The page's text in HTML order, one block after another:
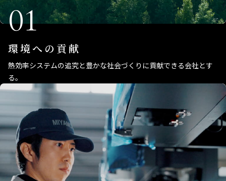
01
環境への貢献
熱効率システムの追究と豊かな社会づくりに貢献できる会社とす
る。